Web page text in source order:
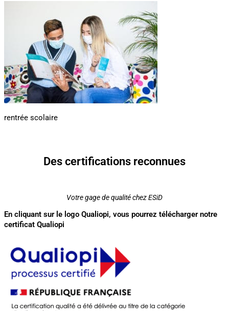
rentrée scolaire
Des certifications reconnues
Votre gage de qualité chez ESiD
En cliquant sur le logo Qualiopi, vous pourrez télécharger notre
certificat Qualiopi